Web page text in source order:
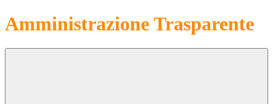
Amministrazione Trasparente